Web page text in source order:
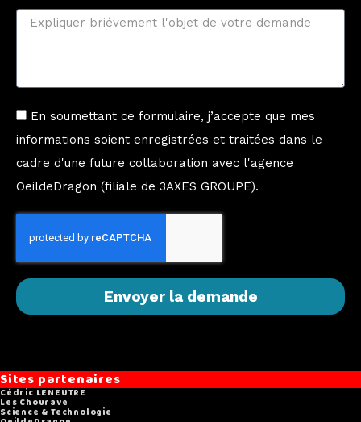
En soumettant ce formulaire, j’accepte que mes
informations soient enregistrées et traitées dans le
cadre d'une future collaboration avec l'agence
OeildeDragon (filiale de 3AXES GROUPE).
Envoyer la demande
Sites partenaires
Cédric LENEUTRE
Les Chourave
Science & Technologie